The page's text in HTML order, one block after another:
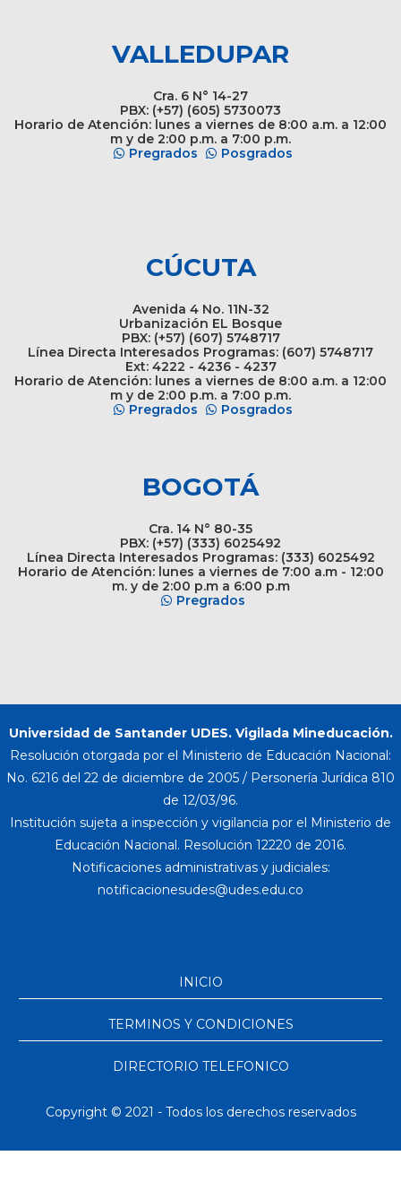
VALLEDUPAR
Cra. 6 N° 14-27
PBX: (+57) (605) 5730073
Horario de Atención: lunes a viernes de 8:00 a.m. a 12:00
m y de 2:00 p.m. a 7:00 p.m.
Pregrados
Posgrados
CÚCUTA
Avenida 4 No. 11N-32
Urbanización EL Bosque
PBX: (+57) (607) 5748717
Línea Directa Interesados Programas: (607) 5748717
Ext: 4222 - 4236 - 4237
Horario de Atención: lunes a viernes de 8:00 a.m. a 12:00
m y de 2:00 p.m. a 7:00 p.m.
Pregrados
Posgrados
BOGOTÁ
Cra. 14 N° 80-35
PBX: (+57) (333) 6025492
Línea Directa Interesados Programas: (333) 6025492
Horario de Atención: lunes a viernes de 7:00 a.m - 12:00
m. y de 2:00 p.m a 6:00 p.m
Pregrados
Universidad de Santander UDES. Vigilada Mineducación.
Resolución otorgada por el Ministerio de Educación Nacional:
No. 6216 del 22 de diciembre de 2005 / Personería Jurídica 810
de 12/03/96.
Institución sujeta a inspección y vigilancia por el Ministerio de
Educación Nacional. Resolución 12220 de 2016.
Notificaciones administrativas y judiciales:
INICIO
TERMINOS Y CONDICIONES
DIRECTORIO TELEFONICO
Copyright © 2021 - Todos los derechos reservados